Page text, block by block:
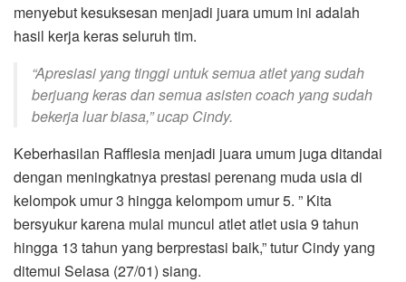
menyebut kesuksesan menjadi juara umum ini adalah
hasil kerja keras seluruh tim.
“Apresiasi yang tinggi untuk semua atlet yang sudah
berjuang keras dan semua asisten coach yang sudah
bekerja luar biasa,” ucap Cindy.
Keberhasilan Rafflesia menjadi juara umum juga ditandai
dengan meningkatnya prestasi perenang muda usia di
kelompok umur 3 hingga kelompom umur 5. ” Kita
bersyukur karena mulai muncul atlet atlet usia 9 tahun
hingga 13 tahun yang berprestasi baik,” tutur Cindy yang
ditemui Selasa (27/01) siang.